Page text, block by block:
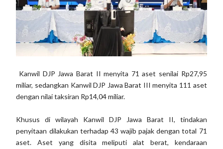
Kanwil DJP Jawa Barat II menyita 71 aset senilai Rp27,95
miliar, sedangkan Kanwil DJP Jawa Barat III menyita 111 aset
dengan nilai taksiran Rp14,04 miliar.
Khusus di wilayah Kanwil DJP Jawa Barat II, tindakan
penyitaan dilakukan terhadap 43 wajib pajak dengan total 71
aset. Aset yang disita meliputi alat berat, kendaraan